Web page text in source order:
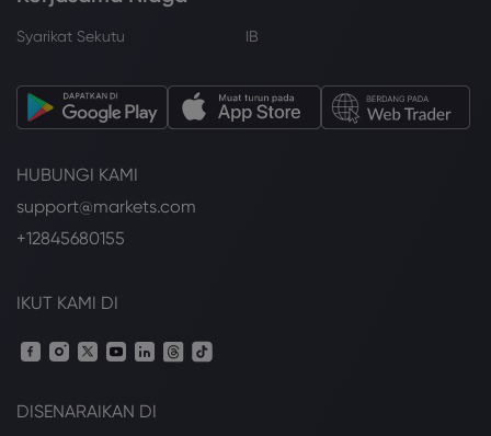
Syarikat Sekutu IB
HUBUNGI KAMI
support@markets.com
+12845680155
IKUT KAMI DI
DISENARAIKAN DI